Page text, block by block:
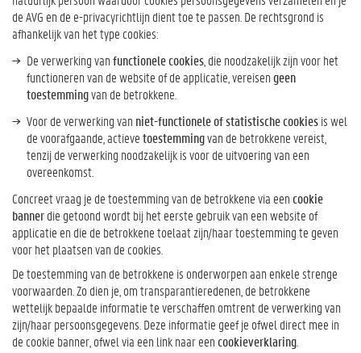
de AVG en de e-privacyrichtlijn dient toe te passen. De rechtsgrond is
afhankelijk van het type cookies:
De verwerking vanfunctionele cookies , die noodzakelijk zijn voor het
functioneren van de website of de applicatie, vereisengeen
toestemmingvan de betrokkene.
Voor de verwerking van niet-functionele of statistische cookiesis wel
de voorafgaande, actievetoestemmingvan de betrokkene vereist,
tenzij de verwerking noodzakelijk is voor de uitvoering van een
overeenkomst.
Concreet vraag je de toestemming van de betrokkene via eencookie
bannerdie getoond wordt bij het eerste gebruik van een website of
applicatie en die de betrokkene toelaat zijn/haar toestemming te geven
voor het plaatsen van de cookies.
De toestemming van de betrokkene is onderworpen aan enkele strenge
voorwaarden. Zo dien je, om transparantieredenen, de betrokkene
wettelijk bepaalde informatie te verschaffen omtrent de verwerking van
zijn/haar persoonsgegevens. Deze informatie geef je ofwel direct mee in
de cookie banner, ofwel via een link naar eencookieverklaring